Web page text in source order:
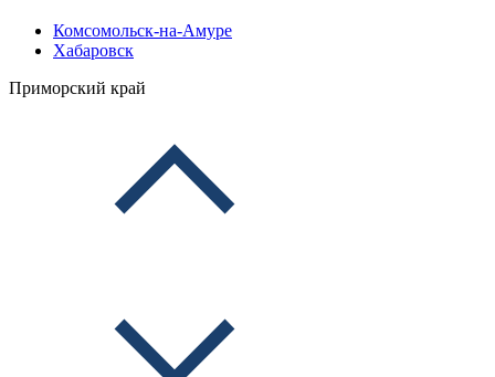
Комсомольск-на-Амуре
Хабаровск
Приморский край